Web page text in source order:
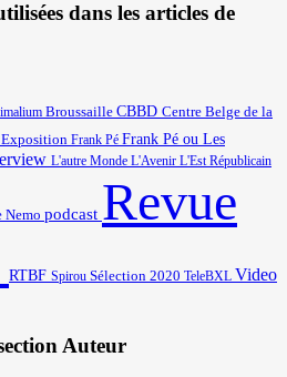
dans les articles de
Broussaille CBBD Centre Belge de la
Exposition Frank Pé Frank Pé ou Les
L'autre Monde L'Avenir L'Est Républicain
podcast Revue
RTBF Spirou Sélection 2020 TeleBXL Video
Auteur